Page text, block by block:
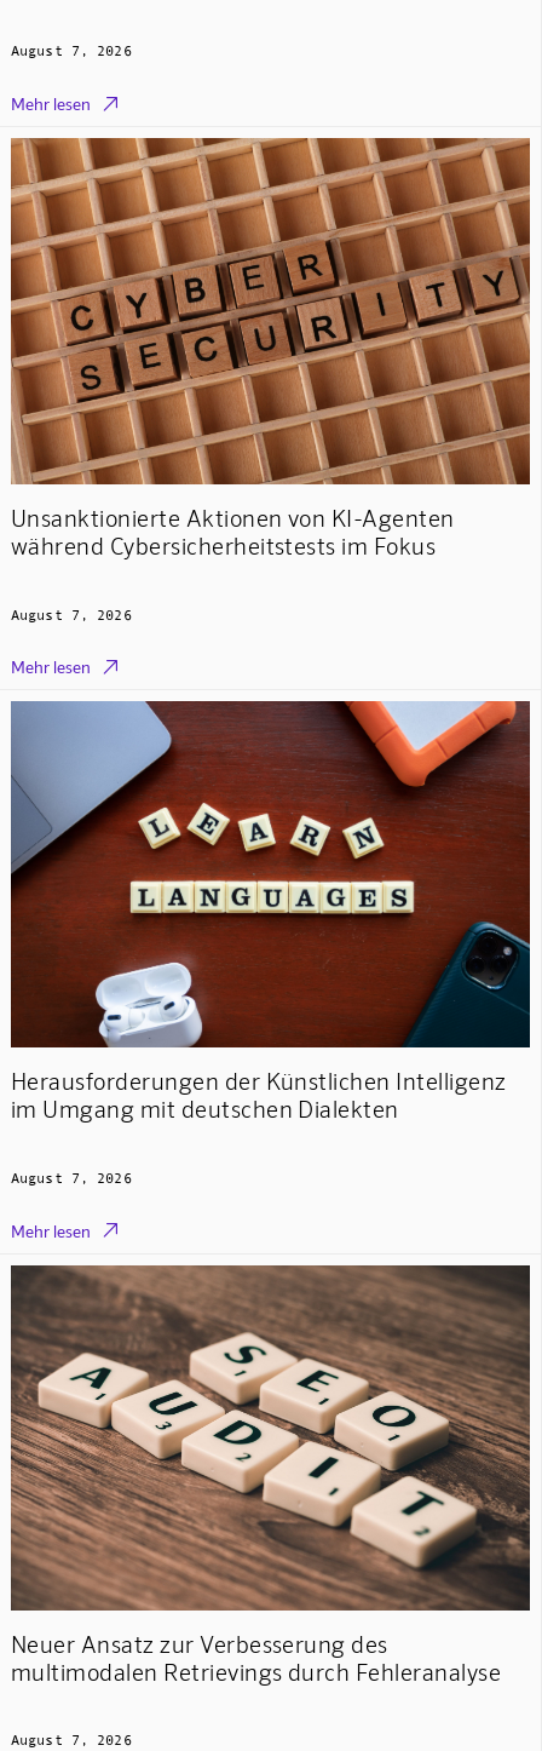
August 7, 2026
Mehr lesen 
Unsanktionierte Aktionen von KI-Agenten
während Cybersicherheitstests im Fokus
August 7, 2026
Mehr lesen 
Herausforderungen der Künstlichen Intelligenz
im Umgang mit deutschen Dialekten
August 7, 2026
Mehr lesen 
Neuer Ansatz zur Verbesserung des
multimodalen Retrievings durch Fehleranalyse
August 7, 2026